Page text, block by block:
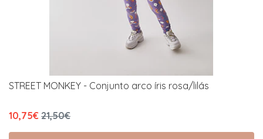
STREET MONKEY - Conjunto arco íris rosa/lilás
10,75€ 21,50€